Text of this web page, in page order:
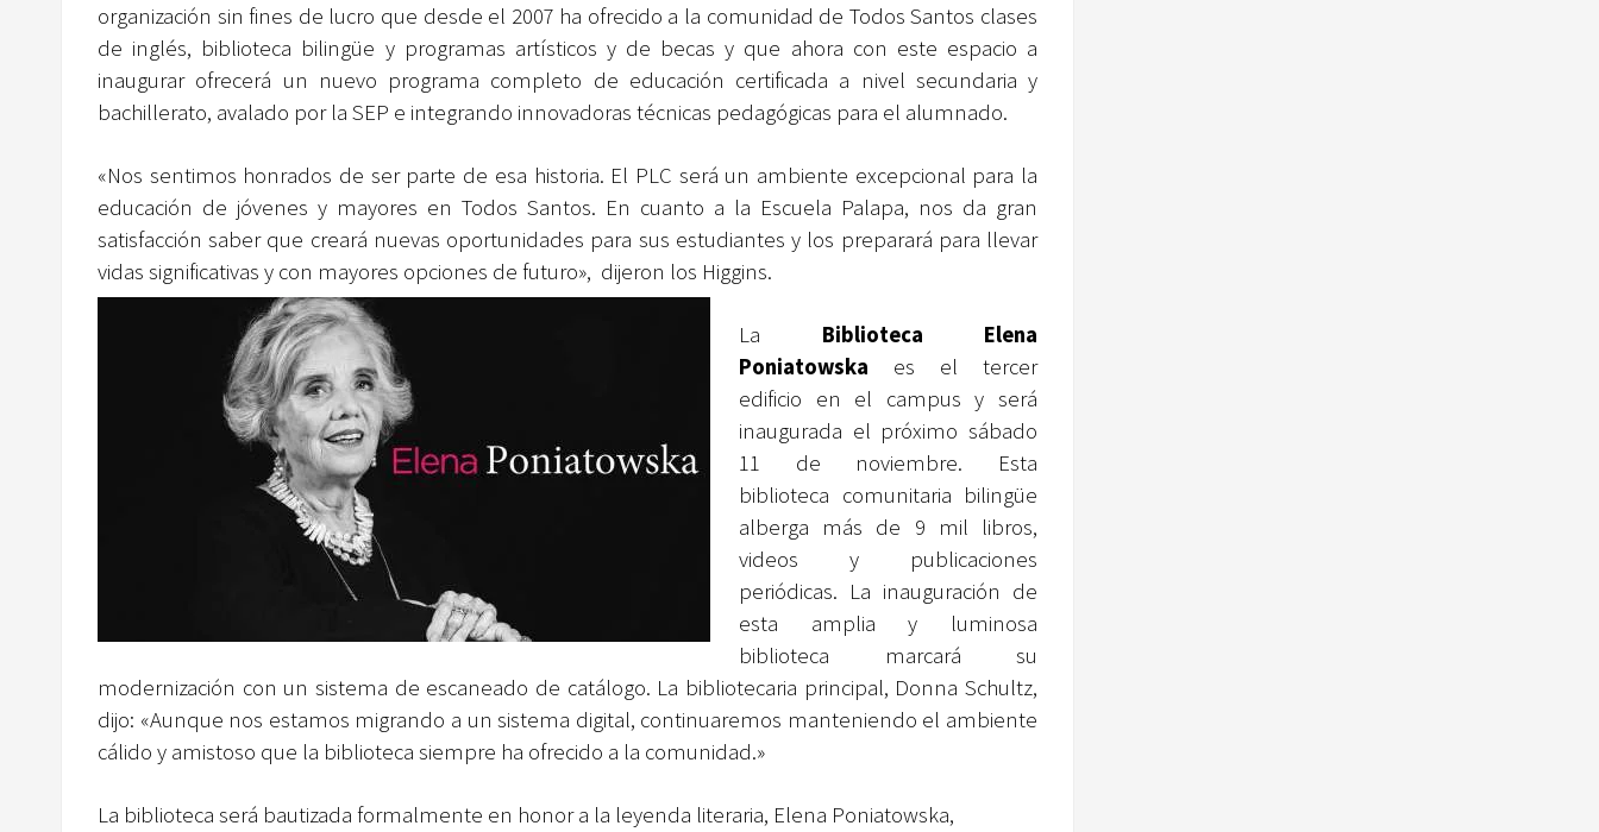
organización sin fines de lucro que desde el 2007 ha ofrecido a la comunidad de Todos Santos clases
de inglés, biblioteca bilingüe y programas artísticos y de becas y que ahora con este espacio a
inaugurar ofrecerá un nuevo programa completo de educación certificada a nivel secundaria y
bachillerato, avalado por la SEP e integrando innovadoras técnicas pedagógicas para el alumnado.
«Nos sentimos honrados de ser parte de esa historia. El PLC será un ambiente excepcional para la
educación de jóvenes y mayores en Todos Santos. En cuanto a la Escuela Palapa, nos da gran
satisfacción saber que creará nuevas oportunidades para sus estudiantes y los preparará para llevar
vidas significativas y con mayores opciones de futuro», dijeron los Higgins.
La Biblioteca Elena
Poniatowska es el tercer
edificio en el campus y será
inaugurada el próximo sábado
11 de noviembre. Esta
biblioteca comunitaria bilingüe
alberga más de 9 mil libros,
videos y publicaciones
periódicas. La inauguración de
esta amplia y luminosa
biblioteca marcará su
modernización con un sistema de escaneado de catálogo. La bibliotecaria principal, Donna Schultz,
dijo: «Aunque nos estamos migrando a un sistema digital, continuaremos manteniendo el ambiente
cálido y amistoso que la biblioteca siempre ha ofrecido a la comunidad.»
La biblioteca será bautizada formalmente en honor a la leyenda literaria, Elena Poniatowska,